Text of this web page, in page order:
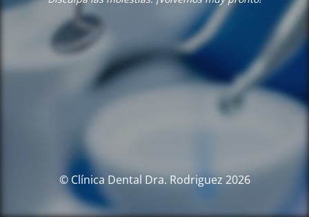
© Clínica Dental Dra. Rodriguez 2026